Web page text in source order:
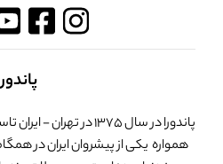
پاندورا
پاندورا در سال 1375 در
همواره یکی از پیشروان ایران در